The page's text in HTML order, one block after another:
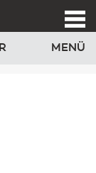
MENÜ